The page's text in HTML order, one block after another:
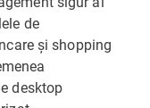
de
și shopping
desktop